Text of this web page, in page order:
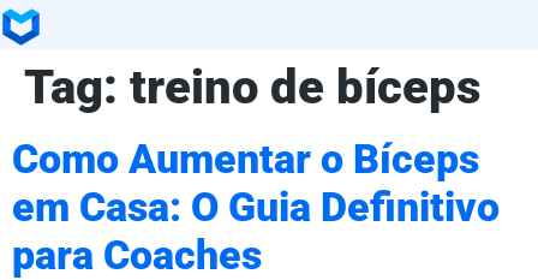
Tag: treino de bíceps
Como Aumentar o Bíceps
em Casa: O Guia Definitivo
para Coaches